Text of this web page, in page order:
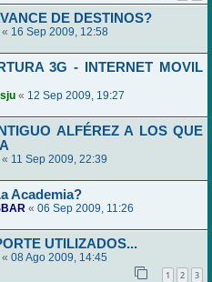
DE DESTINOS?
« 16 Sep 2009, 12:58
3G - INTERNET MOVIL
« 12 Sep 2009, 19:27
ALFÉREZ A LOS QUE
« 11 Sep 2009, 22:39
Academia?
« 06 Sep 2009, 11:26
UTILIZADOS...
« 08 Ago 2009, 14:45
1 2 3